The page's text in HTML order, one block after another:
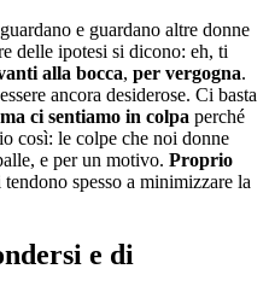
e guardano altre donne
delle ipotesi si dicono: eh, ti
alla bocca, per vergogna.
ancora desiderose. Ci basta
ma ci sentiamo in colpa perché
così: le colpe che noi donne
e per un motivo. Proprio
spesso a minimizzare la
e di